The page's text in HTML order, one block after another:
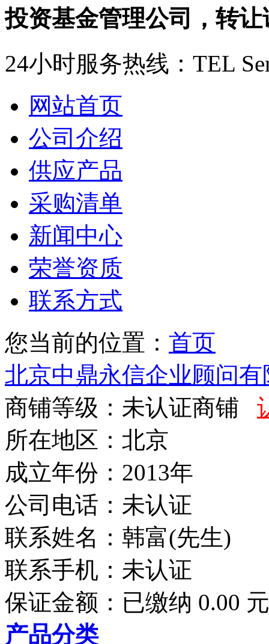
投资基金管理公司，转让
24小时服务热线： TEL
网站首页
公司介绍
供应产品
采购清单
新闻中心
荣誉资质
联系方式
您当前的位置： 首页
北京中鼎永信企业顾问有
商铺等级：未认证商铺
所在地区：北京
成立年份：2013年
公司电话： 未认证
联系姓名：韩富(先生)
联系手机： 未认证
保证金额： 已缴纳 0.00 元
产品分类